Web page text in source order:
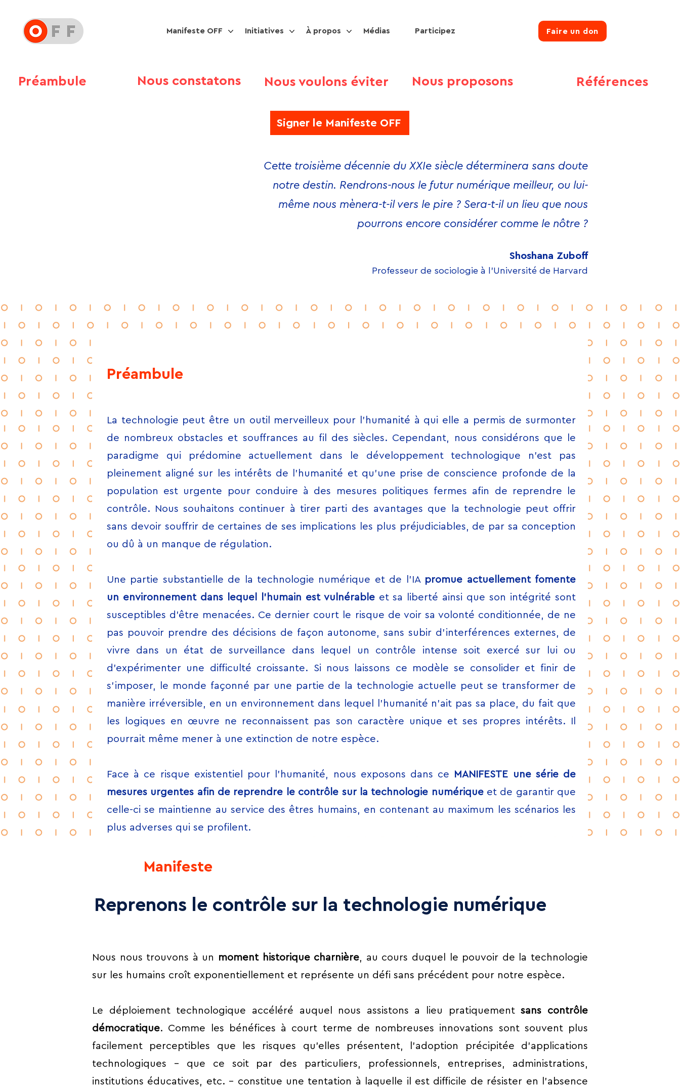
Manifeste OFF Initiatives À propos Médias Participez Faire un don
Préambule Nous constatons Nous voulons éviter Nous proposons Références
Signer le Manifeste OFF
Cette troisième décennie du XXIe siècle déterminera sans doute
notre destin. Rendrons-nous le futur numérique meilleur, ou lui-
même nous mènera-t-il vers le pire ? Sera-t-il un lieu que nous
pourrons encore considérer comme le nôtre ?
Shoshana Zuboff
Professeur de sociologie à l’Université de Harvard
Préambule
La technologie peut être un outil merveilleux pour l’humanité à qui elle a permis de surmonter
de nombreux obstacles et souffrances au fil des siècles. Cependant, nous considérons que le
paradigme qui prédomine actuellement dans le développement technologique n’est pas
pleinement aligné sur les intérêts de l’humanité et qu’une prise de conscience profonde de la
population est urgente pour conduire à des mesures politiques fermes afin de reprendre le
contrôle. Nous souhaitons continuer à tirer parti des avantages que la technologie peut offrir
sans devoir souffrir de certaines de ses implications les plus préjudiciables, de par sa conception
ou dû à un manque de régulation.
Une partie substantielle de la technologie numérique et de l’IA promue actuellement fomente
un environnement dans lequel l’humain est vulnérableet sa liberté ainsi que son intégrité sont
susceptibles d’être menacées. Ce dernier court le risque de voir sa volonté conditionnée, de ne
pas pouvoir prendre des décisions de façon autonome, sans subir d’interférences externes, de
vivre dans un état de surveillance dans lequel un contrôle intense soit exercé sur lui ou
d’expérimenter une difficulté croissante. Si nous laissons ce modèle se consolider et finir de
s’imposer, le monde façonné par une partie de la technologie actuelle peut se transformer de
manière irréversible, en un environnement dans lequel l’humanité n’ait pas sa place, du fait que
les logiques en œuvre ne reconnaissent pas son caractère unique et ses propres intérêts. Il
pourrait même mener à une extinction de notre espèce.
Face à ce risque existentiel pour l’humanité, nous exposons dans ce
MANIFESTE une série de
mesures urgentes afin de reprendre le contrôle sur la technologie numériqueet de garantir que
celle-ci se maintienne au service des êtres humains, en contenant au maximum les scénarios les
plus adverses qui se profilent.
Manifeste
Reprenons le contrôle sur la technologie numérique
Nous nous trouvons à un moment historique charnière, au cours duquel le pouvoir de la technologie
sur les humains croît exponentiellement et représente un défi sans précédent pour notre espèce.
Le déploiement technologique accéléré auquel nous assistons a lieu pratiquementsans contrôle
démocratique. Comme les bénéfices à court terme de nombreuses innovations sont souvent plus
facilement perceptibles que les risques qu’elles présentent, l’adoption précipitée d’applications
technologiques – que ce soit par des particuliers, professionnels, entreprises, administrations,
institutions éducatives, etc. – constitue une tentation à laquelle il est difficile de résister en l’absence